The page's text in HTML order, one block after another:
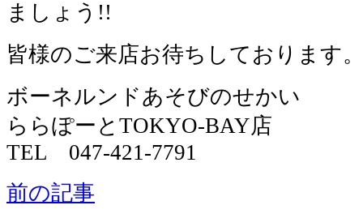
ましょう!!
皆様のご来店お待ちしております
ボーネルンドあそびのせかい
ららぽーとTOKYO-BAY店
TEL 047-421-7791
前の記事